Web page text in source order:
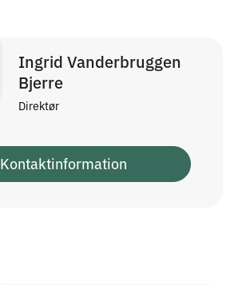
Ingrid Vanderbruggen
Bjerre
Direktør
Kontaktinformation